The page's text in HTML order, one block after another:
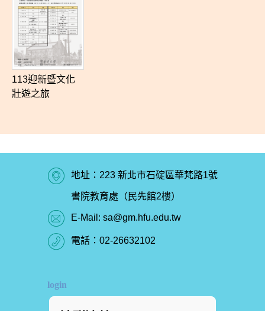
113迎新暨文化
壯遊之旅
地址：223 新北市石碇區華梵路1號
書院教育處（民先館2樓）
E-Mail: sa@gm.hfu.edu.tw
電話： 02-26632102
login